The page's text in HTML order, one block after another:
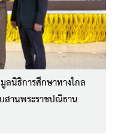
นิธิการศึกษาทางไกล
สานพระราชปณิธาน